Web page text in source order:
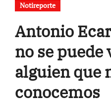
Notireporte
Antonio
no se puede
alguien que
conocemos